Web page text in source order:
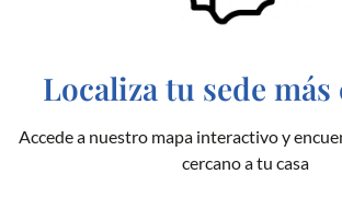
Localiza tu sede más
Accede a nuestro mapa interactivo y
cercano a tu casa